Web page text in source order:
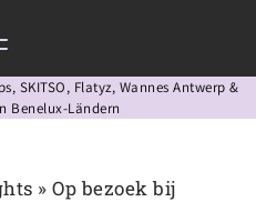
SKITSO, Flatyz, Wannes Antwerp &
Benelux-Ländern
» Op bezoek bij